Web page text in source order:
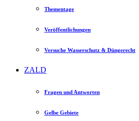
Thementage
Veröffentlichungen
Versuche Wasserschutz & Düngerecht
ZALD
Fragen und Antworten
Gelbe Gebiete